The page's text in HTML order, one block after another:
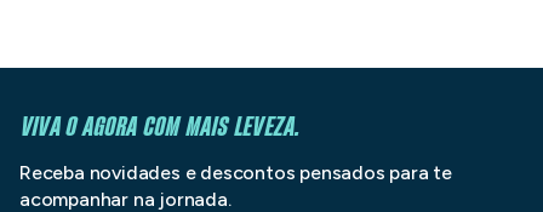
VIVA O AGORA COM MAIS LEVEZA.
Receba novidades e descontos pensados para te
acompanhar na jornada.